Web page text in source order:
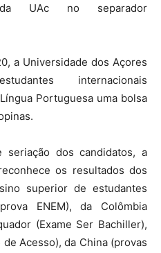
UAc no separador
a Universidade dos Açores
internacionais
Portuguesa uma bolsa
dos candidatos, a
os resultados dos
superior de estudantes
ENEM), da Colômbia
(Exame Ser Bachiller),
Acesso), da China (provas